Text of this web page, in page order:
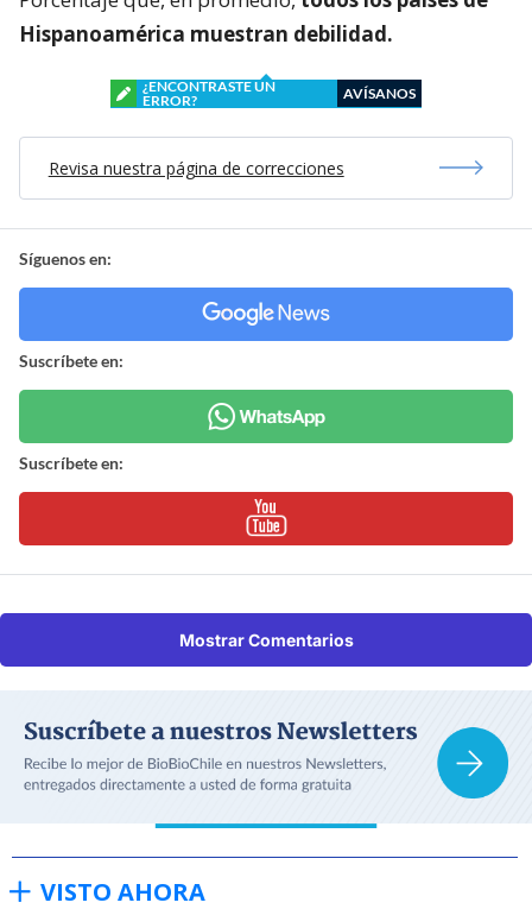
Hispanoamérica muestran debilidad.
¿ENCONTRASTE UN
ERROR?
AVÍSANOS
Revisa nuestra página de correcciones
Síguenos en:
Suscríbete en:
Suscríbete en:
Mostrar Comentarios
VISTO AHORA